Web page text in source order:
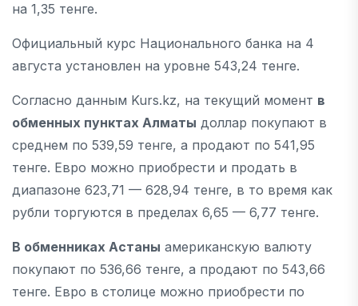
на 1,35 тенге.
Официальный курс Национального банка на 4
августа установлен на уровне 543,24 тенге.
Согласно данным Kurs.kz, на текущий момент в
обменных пунктах Алматы доллар покупают в
среднем по 539,59 тенге, а продают по 541,95
тенге. Евро можно приобрести и продать в
диапазоне 623,71 — 628,94 тенге, в то время как
рубли торгуются в пределах 6,65 — 6,77 тенге.
В обменниках Астаны американскую валюту
покупают по 536,66 тенге, а продают по 543,66
тенге. Евро в столице можно приобрести по